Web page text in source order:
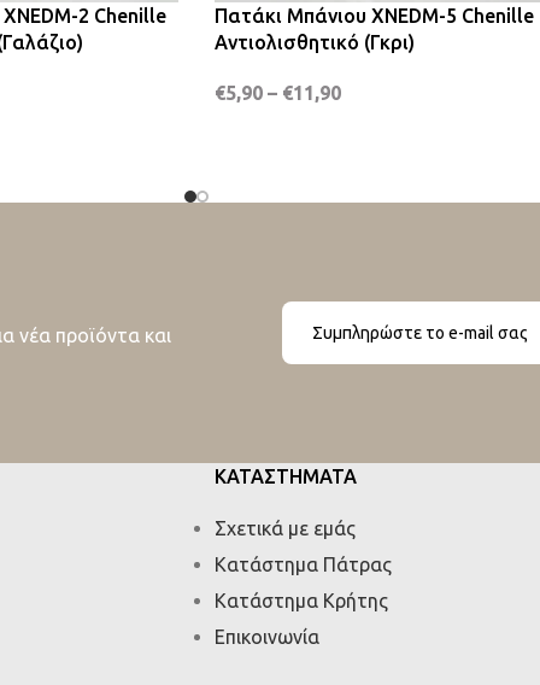
2 Chenille
Πατάκι Μπάνιου XNEDM-5 Chenille
Αντιολισθητικό (Γκρι)
€5,90 – €11,90
νέα προϊόντα και
ΚΑΤΑΣΤΗΜΑΤΑ
Σχετικά με εμάς
Κατάστημα Πάτρας
Κατάστημα Κρήτης
Επικοινωνία